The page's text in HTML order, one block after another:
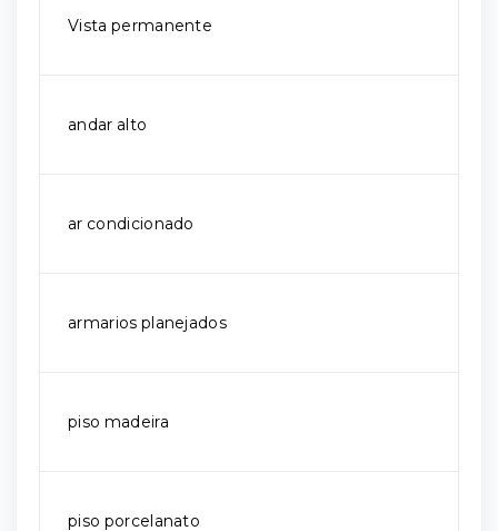
Vista permanente
andar alto
ar condicionado
armarios planejados
piso madeira
piso porcelanato